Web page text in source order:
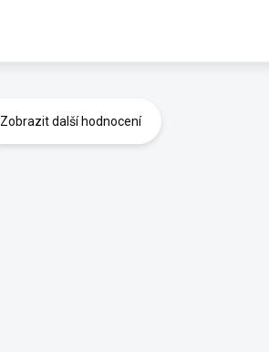
Zobrazit další hodnocení